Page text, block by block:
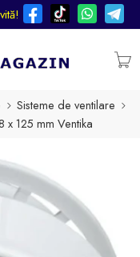
Sisteme de ventilare
x 125 mm Ventika